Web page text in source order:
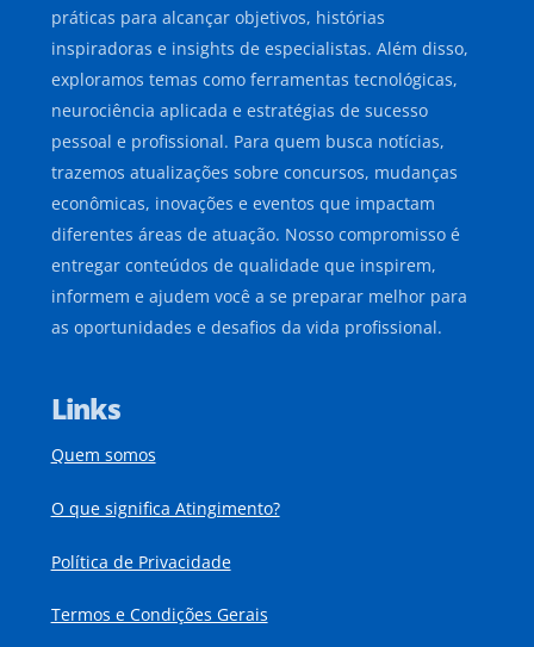
práticas para alcançar objetivos, histórias
inspiradoras e insights de especialistas. Além disso,
exploramos temas como ferramentas tecnológicas,
neurociência aplicada e estratégias de sucesso
pessoal e profissional. Para quem busca notícias,
trazemos atualizações sobre concursos, mudanças
econômicas, inovações e eventos que impactam
diferentes áreas de atuação. Nosso compromisso é
entregar conteúdos de qualidade que inspirem,
informem e ajudem você a se preparar melhor para
as oportunidades e desafios da vida profissional.
Links
Quem somos
O que significa Atingimento?
Política de Privacidade
Termos e Condições Gerais